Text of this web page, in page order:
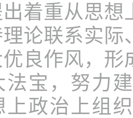
着重从思
论联系实
良作风，
法宝，努力
上政治上组